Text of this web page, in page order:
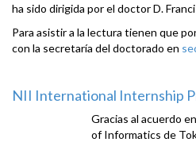
ha sido dirigida por el doctor D.
Para asistir a la lectura tienen que
con la secretaría del doctorado en
NII International Internship
Gracias al acuerdo
of Informatics de